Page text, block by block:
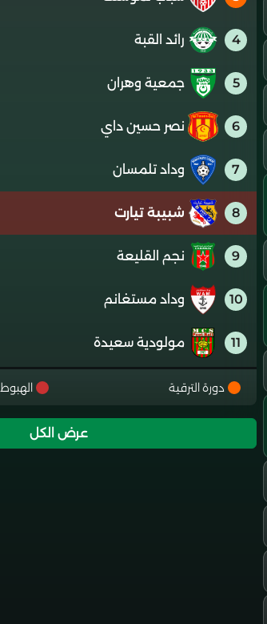
4 رائد القبة
5 جمعية وهران
6 نصر حسين داي
7 وداد تلمسان
8 شبيبة تيارت
9 نجم القليعة
10 وداد مستغانم
11 مولودية سعيدة
12 غالي معسكردورة الترقية الهبوط
عرض الكل